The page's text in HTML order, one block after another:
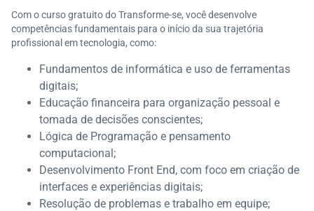
Com o curso gratuito do Transforme-se, você desenvolve
competências fundamentais para o início da sua trajetória
profissional em tecnologia, como:
Fundamentos de informática e uso de ferramentas
digitais;
Educação financeira para organização pessoal e
tomada de decisões conscientes;
Lógica de Programação e pensamento
computacional;
Desenvolvimento Front End, com foco em criação de
interfaces e experiências digitais;
Resolução de problemas e trabalho em equipe;